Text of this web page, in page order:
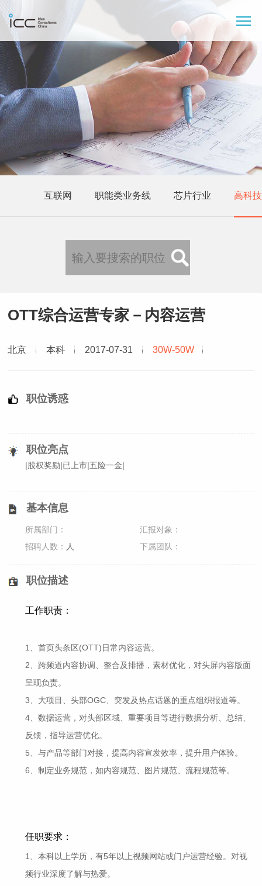
互联网 职能类业务线 芯片行业 高科技
OTT综合运营专家－内容运营
北京 本科 2017-07-31 30W-50W
职位诱惑
职位亮点
|股权奖励|已上市|五险一金|
基本信息
所属部门：
汇报对象：
招聘人数： 人 下属团队：
职位描述
工作职责：
1、首页头条区(OTT)日常内容运营。
2、跨频道内容协调、整合及排播，素材优化，对头屏内容版面
呈现负责。
3、大项目、头部OGC、突发及热点话题的重点组织报道等。
4、数据运营，对头部区域、重要项目等进行数据分析、总结、
反馈，指导运营优化。
5、与产品等部门对接，提高内容宣发效率，提升用户体验。
6、制定业务规范，如内容规范、图片规范、流程规范等。
任职要求：
1、本科以上学历，有5年以上视频网站或门户运营经验。对视
频行业深度了解与热爱。